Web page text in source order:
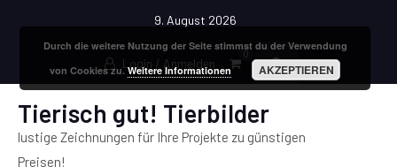
9. August 2026
Login / Anmelden
0
Tierisch gut! Tierbilder
lustige Zeichnungen für Ihre Projekte zu günstigen
Preisen!
Durch die weitere Nutzung der Seite stimmst du der Verwendung
von Cookies zu.Weitere Informationen AKZEPTIEREN